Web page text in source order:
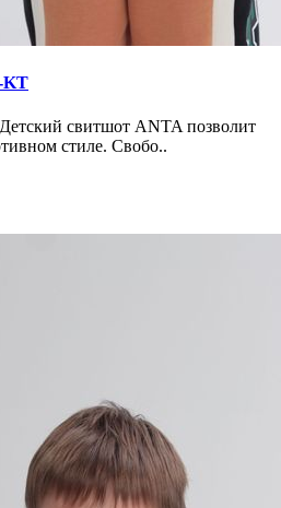
KT
свитшот ANTA позволит
стиле. Свобо..